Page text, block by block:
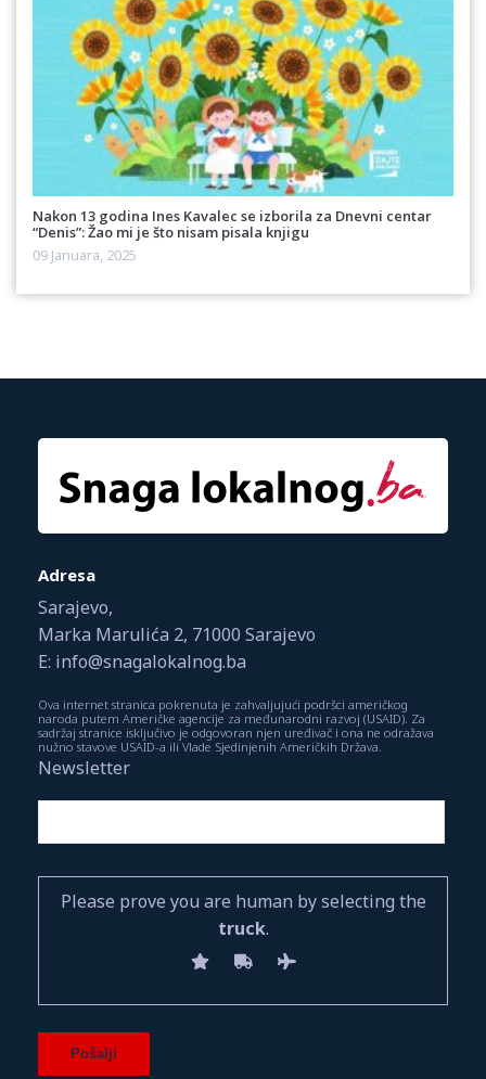
Nakon 13 godina Ines Kavalec se izborila za Dnevni centar
“Denis”: Žao mi je što nisam pisala knjigu
09 Januara, 2025
Adresa
Sarajevo,
Marka Marulića 2, 71000 Sarajevo
E: info@snagalokalnog.ba
Ova internet stranica pokrenuta je zahvaljujući podršci američkog
naroda putem Američke agencije za međunarodni razvoj (USAID). Za
sadržaj stranice isključivo je odgovoran njen uređivač i ona ne odražava
nužno stavove USAID-a ili Vlade Sjedinjenih Američkih Država.
Newsletter
Please prove you are human by selecting the
truck.